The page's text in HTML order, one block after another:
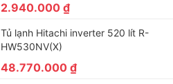
2.940.000₫
Tủ lạnh Hitachi inverter 520 lít R-
HW530NV(X)
48.770.000₫